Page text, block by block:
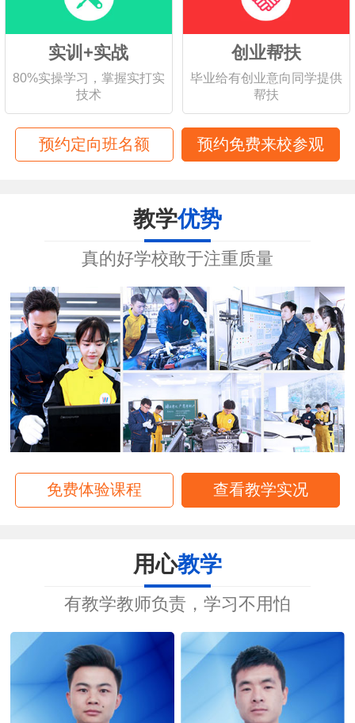
实训+实战
80%实操学习，掌握实打实
技术
创业帮扶
毕业给有创业意向同学提供
帮扶
预约定向班名额 预约免费来校参观
教学优势
真的好学校敢于注重质量
免费体验课程 查看教学实况
用心教学
有教学教师负责，学习不用怕